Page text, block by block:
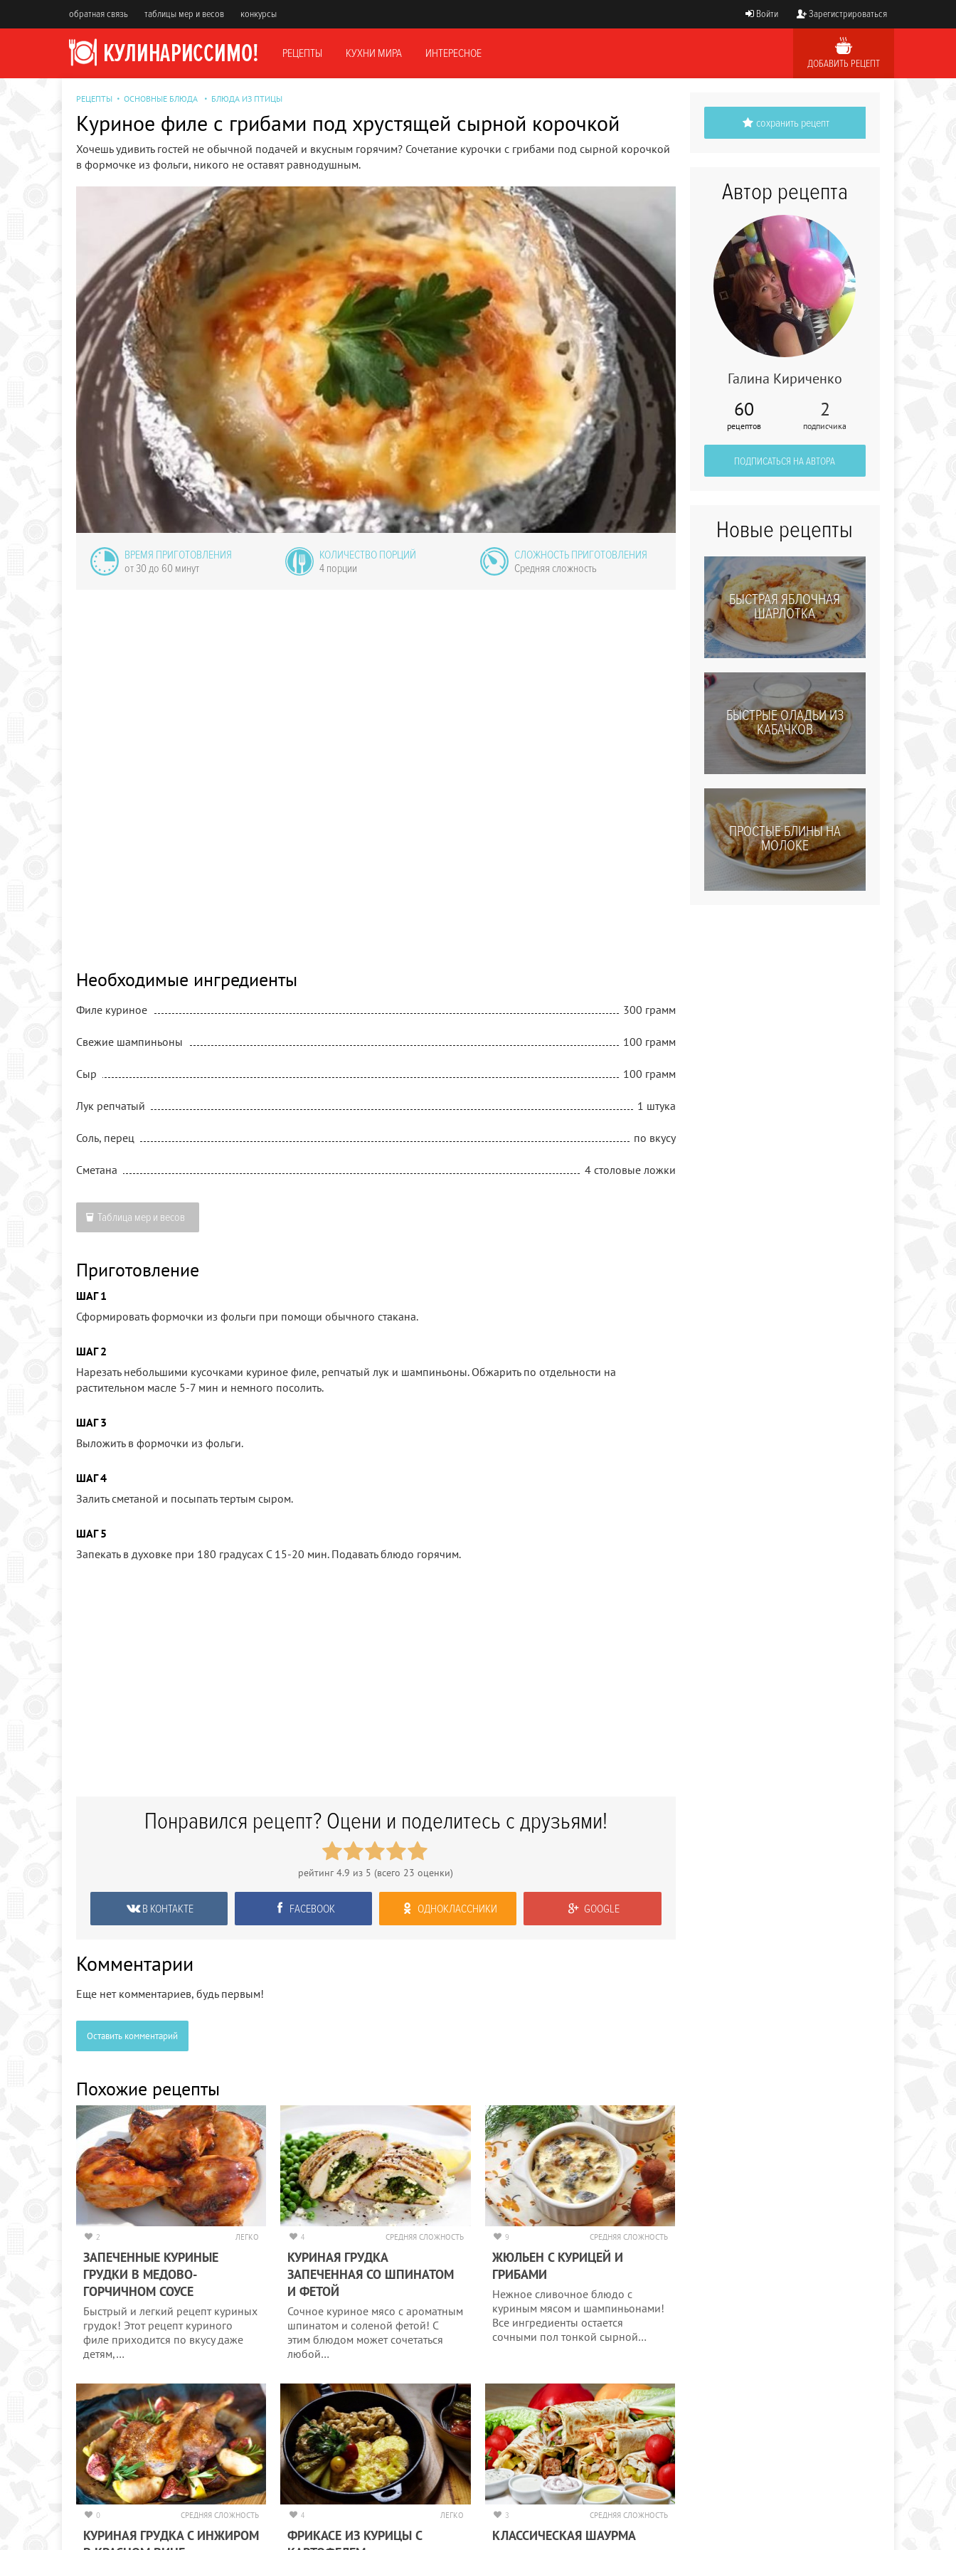
обратная связь таблицы мер и весов конкурсы Войти Зарегистрироваться
РЕЦЕПТЫ КУХНИ МИРА ИНТЕРЕСНОЕ
ДОБАВИТЬ РЕЦЕПТ
РЕЦЕПТЫ ОСНОВНЫЕ БЛЮДА БЛЮДА ИЗ ПТИЦЫ
Куриное филе с грибами под хрустящей сырной корочкой
Хочешь удивить гостей не обычной подачей и вкусным горячим? Сочетание курочки с грибами под сырной корочкой
в формочке из фольги, никого не оставят равнодушным.
Шампиньоны
фаршированные с
беконом
ВРЕМЯ ПРИГОТОВЛЕНИЯ
от 30 до 60 минут
КОЛИЧЕСТВО ПОРЦИЙ
4 порции
СЛОЖНОСТЬ ПРИГОТОВЛЕНИЯ
Средняя сложность
Необходимые ингредиенты
Филе куриное 300 грамм
Свежие шампиньоны 100 грамм
Сыр 100 грамм
Лук репчатый 1 штука
Соль, перец по вкусу
Сметана 4 столовые ложки
Таблица мер и весов
Приготовление
ШАГ 1
Сформировать формочки из фольги при помощи обычного стакана.
ШАГ 2
Нарезать небольшими кусочками куриное филе, репчатый лук и шампиньоны. Обжарить по отдельности на
растительном масле 5-7 мин и немного посолить.
ШАГ 3
Выложить в формочки из фольги.
ШАГ 4
Залить сметаной и посыпать тертым сыром.
ШАГ 5
Запекать в духовке при 180 градусах С 15-20 мин. Подавать блюдо горячим.
Понравился рецепт? Оцени и поделитесь с друзьями!
рейтинг4.9 из 5 (всего 23 оценки)
В КОНТАКТЕ FACEBOOK ОДНОКЛАССНИКИ GOOGLE
Комментарии
Еще нет комментариев, будь первым!
Оставить комментарий
Похожие рецепты
2 ЛЕГКО
ЗАПЕЧЕННЫЕ КУРИНЫЕ
ГРУДКИ В МЕДОВО-
ГОРЧИЧНОМ СОУСЕ
Быстрый и легкий рецепт куриных
грудок! Этот рецепт куриного
филе приходится по вкусу даже
детям,…
4 СРЕДНЯЯ СЛОЖНОСТЬ
КУРИНАЯ ГРУДКА
ЗАПЕЧЕННАЯ СО ШПИНАТОМ
И ФЕТОЙ
Сочное куриное мясо с ароматным
шпинатом и соленой фетой! С
этим блюдом может сочетаться
любой…
9 СРЕДНЯЯ СЛОЖНОСТЬ
ЖЮЛЬЕН С КУРИЦЕЙ И
ГРИБАМИ
Нежное сливочное блюдо с
куриным мясом и шампиньонами!
Все ингредиенты остается
сочными пол тонкой сырной…
0 СРЕДНЯЯ СЛОЖНОСТЬ
КУРИНАЯ ГРУДКА С ИНЖИРОМ
4 ЛЕГКО
ФРИКАСЕ ИЗ КУРИЦЫ С
3 СРЕДНЯЯ СЛОЖНОСТЬ
КЛАССИЧЕСКАЯ ШАУРМА
сохранить рецепт
Автор рецепта
Галина Кириченко
60
рецептов
2
подписчика
ПОДПИСАТЬСЯ НА АВТОРА
Новые рецепты
БЫСТРАЯ ЯБЛОЧНАЯ
ШАРЛОТКА
БЫСТРЫЕ ОЛАДЬИ ИЗ
КАБАЧКОВ
ПРОСТЫЕ БЛИНЫ НА
МОЛОКЕ